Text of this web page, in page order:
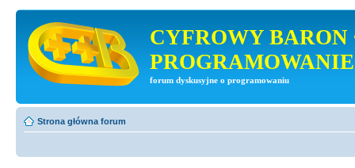
CYFROWY BARON
PROGRAMOWANIE
forum dyskusyjne o programowaniu
Strona główna forum